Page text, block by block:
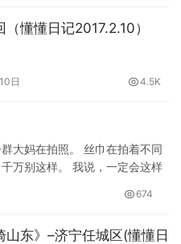
（懂懂日记2017.2.10）
日 4.5K
大妈在拍照。 丝巾在拍着不同
万别这样。 我说，一定会这样
674
山东》–济宁任城区(懂懂日